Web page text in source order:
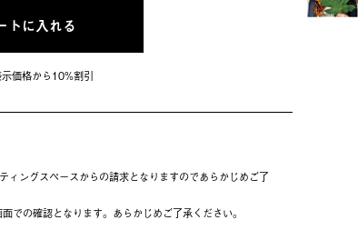
トに入れる
価格から10%割引
ングスペースからの請求となりますのであらかじめご了
の確認となります。あらかじめご了承ください。